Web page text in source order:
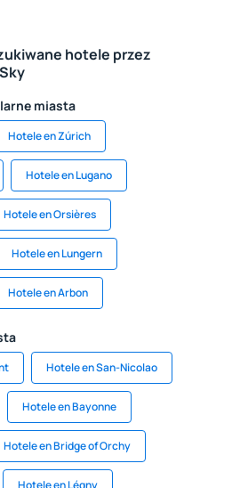
hotele przez
miasta
Hotele en Zúrich
Hotele en Lugano
Hotele en Orsières
Hotele en Lungern
Hotele en Arbon
Hotele en San-Nicolao
Hotele en Bayonne
Hotele en Bridge of Orchy
Hotele en Légny